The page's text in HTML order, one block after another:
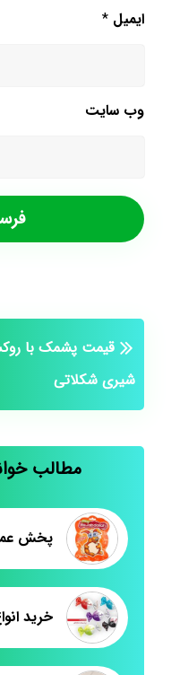
ایمیل *
وب‌ سایت
قیمت پشمک با
شیری شکلاتی
مطالب
پخش
خرید